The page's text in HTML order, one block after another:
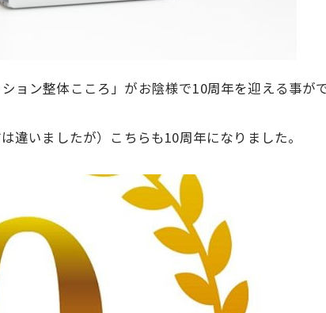
ョン整体こころ」 がお陰様で10周年を迎える事が
違いましたが）こちらも10周年になりました。